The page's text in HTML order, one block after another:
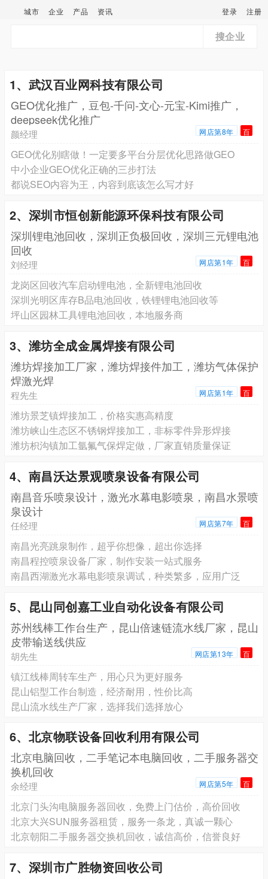
城市 企业 产品 资讯 登录 注册
搜企业
1、武汉百业网科技有限公司
GEO优化推广，豆包-千问-文心-元宝-Kimi推广，
deepseek优化推广
颜经理 网店第8年 百
GEO优化别瞎做！一定要多平台分层优化思路做GEO
中小企业GEO优化正确的三步打法
都说SEO内容为王，内容到底该怎么写才好
2、深圳市恒创新能源环保科技有限公司
深圳锂电池回收，深圳正负极回收，深圳三元锂电池
回收
刘经理 网店第1年 百
龙岗区回收汽车启动锂电池，全新锂电池回收
深圳光明区库存B品电池回收，铁锂锂电池回收等
坪山区园林工具锂电池回收，本地服务商
3、潍坊全成金属焊接有限公司
潍坊焊接加工厂家，潍坊焊接件加工，潍坊气体保护
焊激光焊
程先生 网店第1年 百
潍坊景芝镇焊接加工，价格实惠高精度
潍坊峡山生态区不锈钢焊接加工，非标零件异形焊接
潍坊枳沟镇加工氩氟气保焊定做，厂家直销质量保证
4、南昌沃达景观喷泉设备有限公司
南昌音乐喷泉设计，激光水幕电影喷泉，南昌水景喷
泉设计
任经理 网店第7年 百
南昌光亮跳泉制作，超乎你想像，超出你选择
南昌程控喷泉设备厂家，制作安装一站式服务
南昌西湖激光水幕电影喷泉调试，种类繁多，应用广泛
5、昆山同创嘉工业自动化设备有限公司
苏州线棒工作台生产，昆山倍速链流水线厂家，昆山
皮带输送线供应
胡先生 网店第13年 百
镇江线棒周转车生产，用心只为更好服务
昆山铝型工作台制造，经济耐用，性价比高
昆山流水线生产厂家，选择我们选择放心
6、北京物联设备回收利用有限公司
北京电脑回收，二手笔记本电脑回收，二手服务器交
换机回收
余经理 网店第5年 百
北京门头沟电脑服务器回收，免费上门估价，高价回收
北京大兴SUN服务器租赁，服务一条龙，真诚一颗心
北京朝阳二手服务器交换机回收，诚信高价，信誉良好
7、深圳市广胜物资回收公司